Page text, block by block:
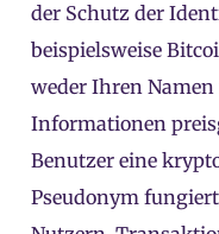
der Schutz der
beispielsweise
weder Ihren
Informationen
Benutzer eine
Pseudonym